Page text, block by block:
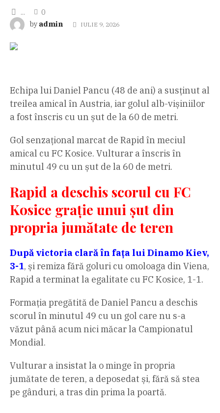
...
0
by admin IULIE 9, 2026
Echipa lui Daniel Pancu (48 de ani) a susținut al
treilea amical în Austria, iar golul alb-vișiniilor
a fost înscris cu un șut de la 60 de metri.
Gol senzațional marcat de Rapid în meciul
amical cu FC Kosice. Vulturar a înscris în
minutul 49 cu un șut de la 60 de metri.
Rapid a deschis scorul cu FC
Kosice grație unui șut din
propria jumătate de teren
După victoria clară în fața lui Dinamo Kiev,
3-1, și remiza fără goluri cu omoloaga din Viena,
Rapid a terminat la egalitate cu FC Kosice, 1-1.
Formația pregătită de Daniel Pancu a deschis
scorul în minutul 49 cu un gol care nu s-a
văzut până acum nici măcar la Campionatul
Mondial.
Vulturar a insistat la o minge în propria
jumătate de teren, a deposedat și, fără să stea
pe gânduri, a tras din prima la poartă.